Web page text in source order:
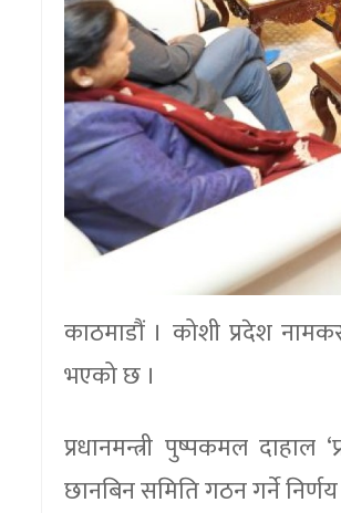
काठमाडौं । कोशी प्रदेश
भएको छ ।
प्रधानमन्त्री पुष्पकमल दाहाल
छानबिन समिति गठन गर्ने